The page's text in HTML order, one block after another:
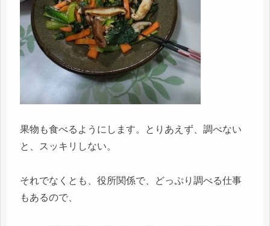
果物も食べるようにします。とりあえず、調べない
と、スッキリしない。
それでなくとも、役所関係で、どっぷり調べる仕事
もあるので、